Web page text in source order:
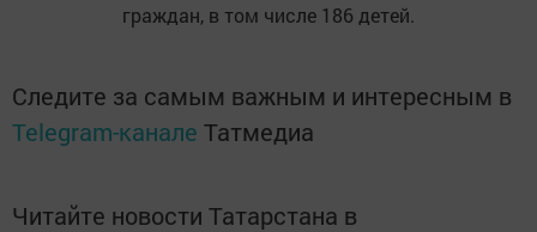
граждан, в том числе 186 детей.
Следите за самым важным и интересным в
Telegram-канале Татмедиа
Читайте новости Татарстана в